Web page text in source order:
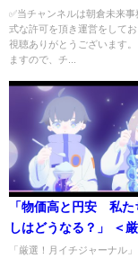
細川貴之を撃破。11
戦相手に朝倉未来ch
んを指名【朝倉未来切
✅当チャンネルは朝倉未来事
式な許可を頂き運営をして
視聴ありがとうございます。
ますので、チ...
「物価高と円安 私た
しはどうなる？」 ＜
チジャーナル
「厳選！月イチジャーナル